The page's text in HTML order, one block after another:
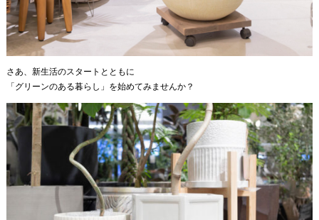
さあ、新生活のスタートとともに
「グリーンのある暮らし」を始めてみませんか？